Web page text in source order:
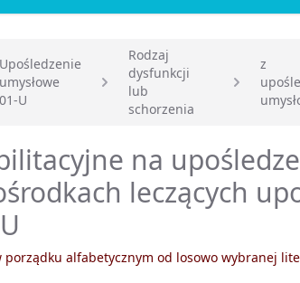
Upośledzenie
umysłowe
01-U
Rodzaj
dysfunkcji
lub
schorzenia
z
na
leczących
porządku alfabetycznym od losowo wybranej